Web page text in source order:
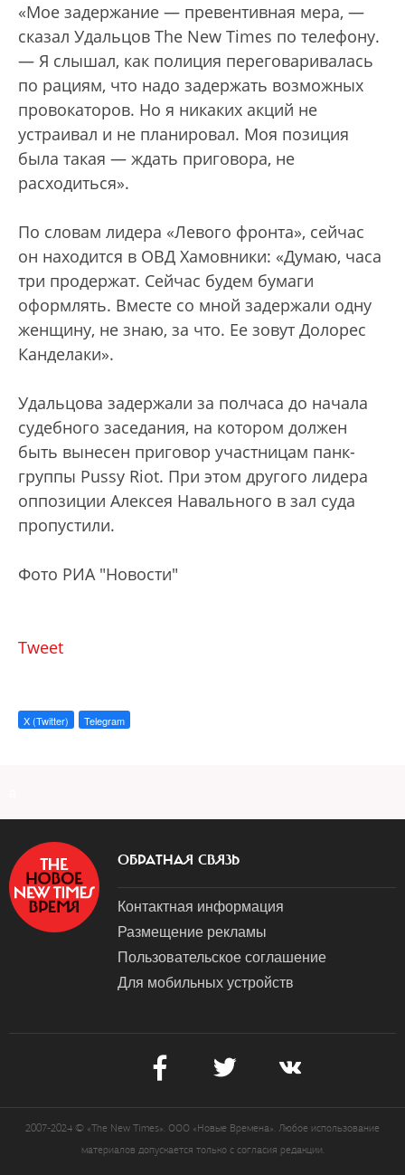
«Мое задержание — превентивная мера, —
сказал Удальцов The New Times по телефону.
— Я слышал, как полиция переговаривалась
по рациям, что надо задержать возможных
провокаторов. Но я никаких акций не
устраивал и не планировал. Моя позиция
была такая — ждать приговора, не
расходиться».
По словам лидера «Левого фронта», сейчас
он находится в ОВД Хамовники: «Думаю, часа
три продержат. Сейчас будем бумаги
оформлять. Вместе со мной задержали одну
женщину, не знаю, за что. Ее зовут Долорес
Канделаки».
Удальцова задержали за полчаса до начала
судебного заседания, на котором должен
быть вынесен приговор участницам панк-
группы Pussy Riot. При этом другого лидера
оппозиции Алексея Навального в зал суда
пропустили.
Фото РИА "Новости"
Tweet
X (Twitter) Telegram
ОБРАТНАЯ СВЯЗЬ
Контактная информация
Размещение рекламы
Пользовательское соглашение
Для мобильных устройств
2007-2024 © «The New Times». ООО «Новые Времена». Любое использование
материалов допускается только с согласия редакции.